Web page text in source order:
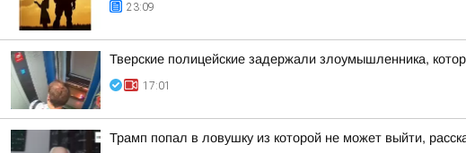
23:09
Тверские полицейские задержали злоумышленника,
17:01
Трамп попал в ловушку из которой не может выйти,